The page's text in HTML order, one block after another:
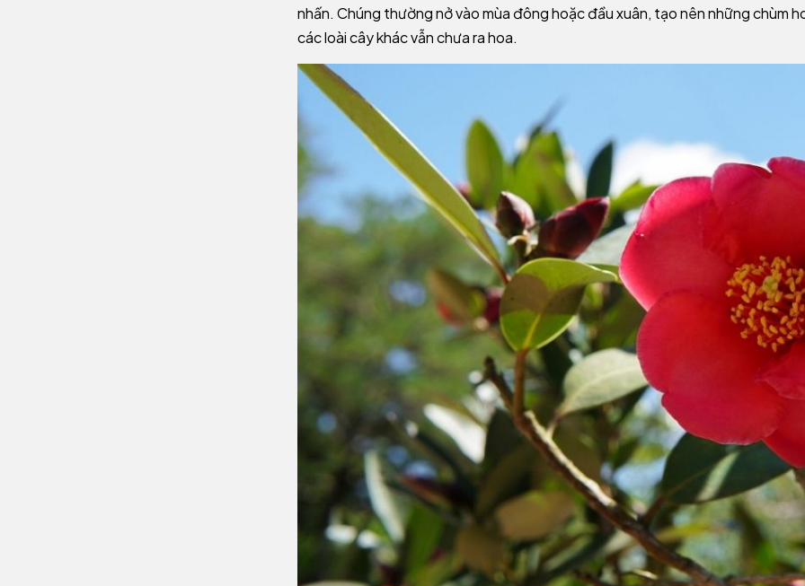
nhấn. Chúng thường nở vào mùa đông hoặc đầu xuân, tạo nên những chùm
các loài cây khác vẫn chưa ra hoa.